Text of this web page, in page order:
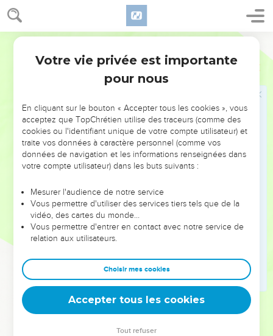
Apocalypse 17
Et la bête qui était, et qui n'est plus, c'est aussi un huitième
[Roi], elle vient des sept, mais elle tend à sa ruine.
Et les dix cornes que tu as vues, sont dix Rois, qui n'ont
pas encore commencé à régner, mais ils prendront
puissance comme Rois, en même temps avec la bête.
Ceux-ci ont un même dessein, et ils donneront leur
puissance et leur autorité à la bête.
Ceux-ci combattront contre l'Agneau ; mais l'Agneau les
vaincra ; parce qu'il est le Seigneur des Seigneurs, et le Roi
des Rois ; et ceux qui sont avec lui, [sont du nombre] des
appelés, des élus et des fidèles.
prostituée est assise, sont des peuples, des nations et des
Langues.
Mais les dix cornes que tu as vues à la bête, sont ceux qui
haïront la prostituée, qui la désoleront, la dépouilleront, et
mangeront sa chair, et la brûleront au feu.
Car Dieu a mis dans leurs coeurs de faire ce qu'il lui plaît,
et de former un même dessein, et de donner leur Royaume à
la bête, jusqu'à ce que les paroles de Dieu soient
Votre vie privée est importante
pour nous
En cliquant sur le bouton « Accepter tous les cookies », vous
acceptez que TopChrétien utilise des traceurs (comme des
cookies ou l'identifiant unique de votre compte utilisateur) et
traite vos données à caractère personnel (comme vos
données de navigation et les informations renseignées dans
votre compte utilisateur) dans les buts suivants :
Mesurer l'audience de notre service
Vous permettre d'utiliser des services tiers tels que de la
vidéo, des cartes du monde…
Vous permettre d'entrer en contact avec notre service de
relation aux utilisateurs.
Choisir mes cookies
Accepter tous les cookies
Tout refuser